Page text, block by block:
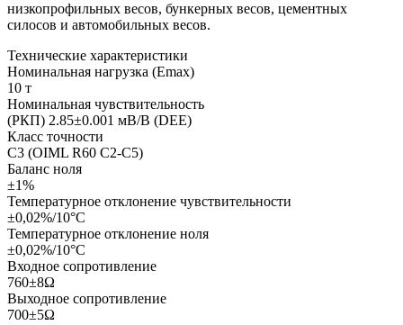
низкопрофильных весов, бункерных весов, цементных
силосов и автомобильных весов.
Технические характеристики
Номинальная нагрузка (Еmax)
10 т
Номинальная чувствительность
(РКП) 2.85±0.001 мВ/В (DEE)
Класс точности
С3 (OIML R60 C2-C5)
Баланс ноля
±1%
Температурное отклонение чувствительности
±0,02%/10°С
Температурное отклонение ноля
±0,02%/10°С
Входное сопротивление
760±8Ω
Выходное сопротивление
700±5Ω